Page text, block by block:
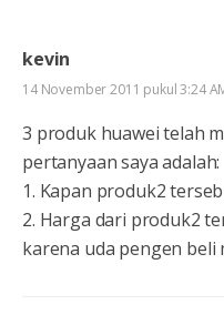
kevin
14 November 2011 pukul 3:24
3 produk huawei telah
pertanyaan saya adalah:
1. Kapan produk2
2. Harga dari produk2
karena uda pengen beli